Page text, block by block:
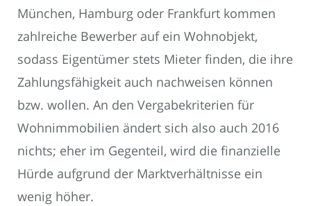
München, Hamburg oder Frankfurt kommen
zahlreiche Bewerber auf ein Wohnobjekt,
sodass Eigentümer stets Mieter finden, die ihre
Zahlungsfähigkeit auch nachweisen können
bzw. wollen. An den Vergabekriterien für
Wohnimmobilien ändert sich also auch 2016
nichts; eher im Gegenteil, wird die finanzielle
Hürde aufgrund der Marktverhältnisse ein
wenig höher.